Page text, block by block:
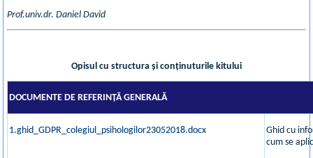
Prof.univ.dr. Daniel David
Opisul cu structura și conținuturile kitului
DOCUMENTE DE REFERINȚĂ GENERALĂ
1.ghid_GDPR_colegiul_psihologilor23052018.docx
Ghid cu
cum se